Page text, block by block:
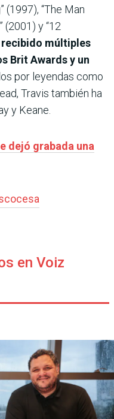
(1997), “The Man
(2001) y “12
recibido múltiples
Brit Awards y un
por leyendas como
Travis también ha
y Keane.
dejó grabada una
en Voiz